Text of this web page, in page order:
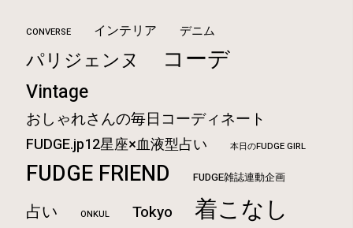
CONVERSE インテリア デニム
パリジェンヌ コーデ
Vintage
おしゃれさんの毎日コーディネート
FUDGE.jp12星座×血液型占い 本日のFUDGE GIRL
FUDGE FRIEND FUDGE雑誌連動企画
占い ONKUL Tokyo 着こなし